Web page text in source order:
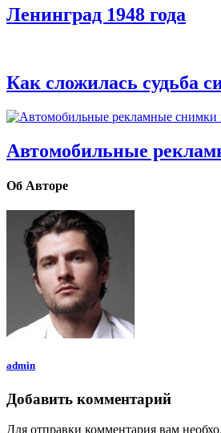
Ленинград 1948 года
Как сложилась судьба
Автомобильные
Об Авторе
admin
Добавить комментарий
Для отправки комментария вам